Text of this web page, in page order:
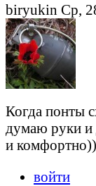
biryukin Ср,
Когда понты
думаю руки и
и
войти